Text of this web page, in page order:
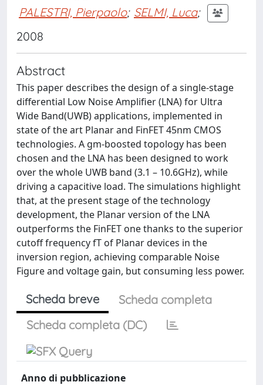
PALESTRI, Pierpaolo; SELMI, Luca;
2008
Abstract
This paper describes the design of a single-stage
differential Low Noise Amplifier (LNA) for Ultra
Wide Band(UWB) applications, implemented in
state of the art Planar and FinFET 45nm CMOS
technologies. A gm-boosted topology has been
chosen and the LNA has been designed to work
over the whole UWB band (3.1 – 10.6GHz), while
driving a capacitive load. The simulations highlight
that, at the present stage of the technology
development, the Planar version of the LNA
outperforms the FinFET one thanks to the superior
cutoff frequency fT of Planar devices in the
inversion region, achieving comparable Noise
Figure and voltage gain, but consuming less power.
Scheda breve
Scheda completa
Scheda completa (DC)
Anno di pubblicazione